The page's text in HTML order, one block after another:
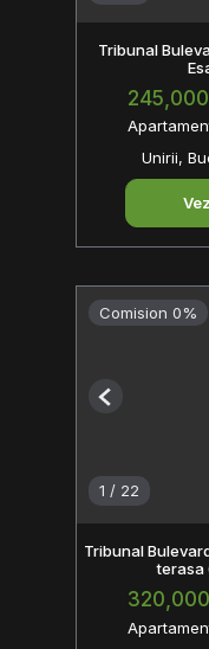
Tribunal
Unirii,
Comision 0%
1 / 22
Previous
Tribunal
terasa